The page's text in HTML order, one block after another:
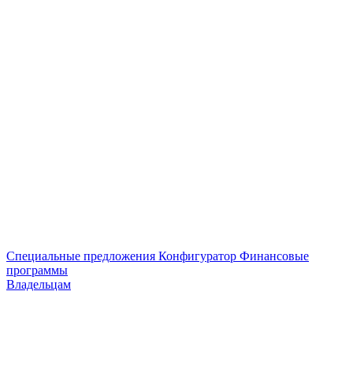
Специальные предложения Конфигуратор Финансовые
программы
Владельцам